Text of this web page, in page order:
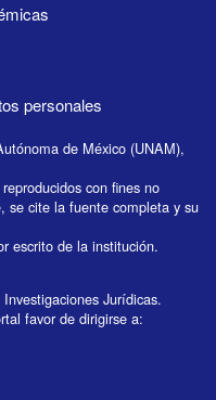
personales
de México (UNAM),
con fines no
se cite la fuente completa y su
escrito de la institución.
Jurídicas.
favor de dirigirse a: